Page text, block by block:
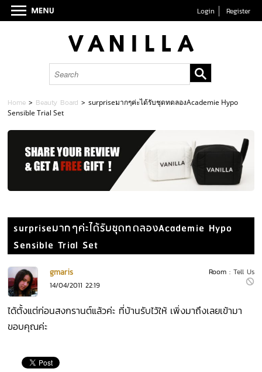
Login Register
Home > Beauty Board >surpriseมากๆค่ะได้รับชุดทดลองAcademie Hypo
Sensible Trial Set
surpriseมากๆค่ะได้รับชุดทดลองAcademie Hypo
Sensible Trial Set
Room : Tell Us
gmaris
14/04/2011 22:19
ได้ตั้งแต่ก่อนสงกรานต์แล้วค่ะ ที่บ้านรับไว้ให้ เพิ่งมาถึงเลยเข้ามา
ขอบคุณค่ะ